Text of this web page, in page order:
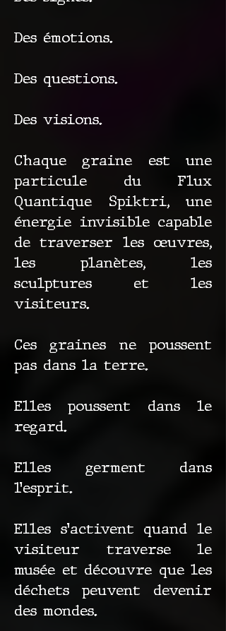
Des émotions.
Des questions.
Des visions.
Chaque graine est une
particule du Flux
Quantique Spiktri, une
énergie invisible capable
de traverser les œuvres,
les planètes, les
sculptures et les
visiteurs.
Ces graines ne poussent
pas dans la terre.
Elles poussent dans le
regard.
Elles germent dans
l’esprit.
Elles s’activent quand le
visiteur traverse le
musée et découvre que les
déchets peuvent devenir
des mondes.